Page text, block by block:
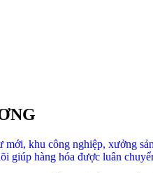
khu công nghiệp, xưởng
giúp hàng hóa được luân